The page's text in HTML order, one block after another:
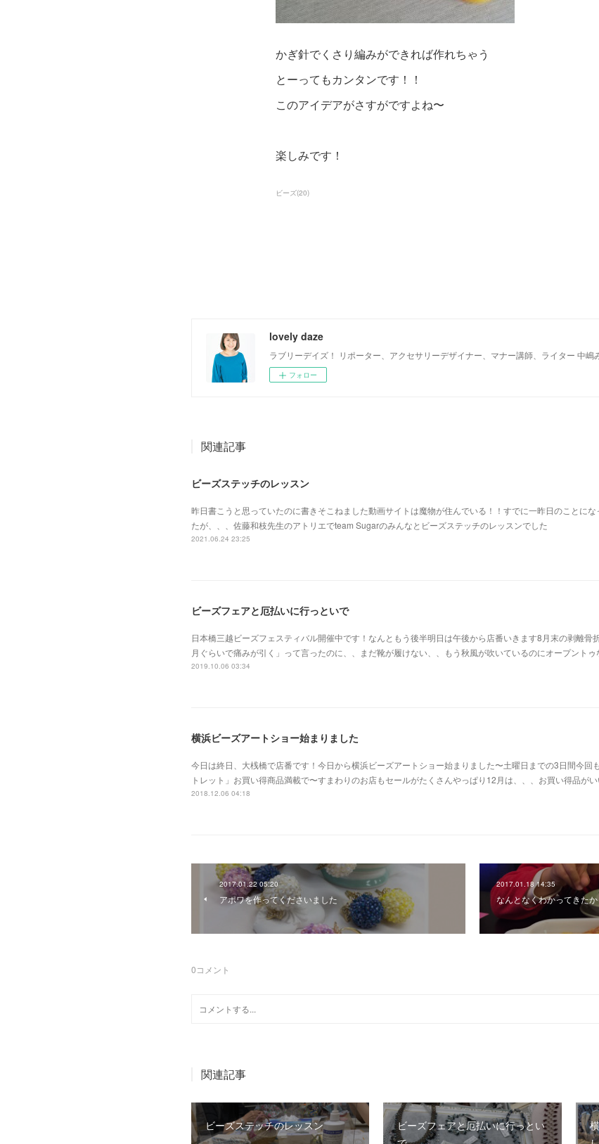
かぎ針でくさり編みができれば作れちゃう
とーってもカンタンです！！
このアイデアがさすがですよね〜
楽しみです！
ビーズ(20)
lovely daze
ラブリーデイズ！ リポーター、アクセサリーデザイナー、マナー講師、ライター 中嶋
フォロー
関連記事
ビーズステッチのレッスン
昨日書こうと思っていたのに書きそこねました動画サイトは魔物が住んでいる！！すでに一昨日のことにな
たが、、、佐藤和枝先生のアトリエでteam Sugarのみんなとビーズステッチのレッスンでした
2021.06.24 23:25
ビーズフェアと厄払いに行っといで
日本橋三越ビーズフェスティバル開催中です！なんともう後半明日は午後から店番いきます8月末の剥離骨
月ぐらいで痛みが引く」って言ったのに、、まだ靴が履けない、、もう秋風が吹いているのにオープントゥ
2019.10.06 03:34
横浜ビーズアートショー始まりました
今日は終日、大桟橋で店番です！今日から横浜ビーズアートショー始まりました〜土曜日までの3日間今回
トレット」お買い得商品満載で〜すまわりのお店もセールがたくさんやっぱり12月は、、、お買い得品が
2018.12.06 04:18
2017.01.22 05:20
アポワを作ってくださいました
2017.01.18 14:35
なんとなくわかってきた
0コメント
関連記事
ビーズステッチのレッスン
ビーズフェアと厄払いに行っとい